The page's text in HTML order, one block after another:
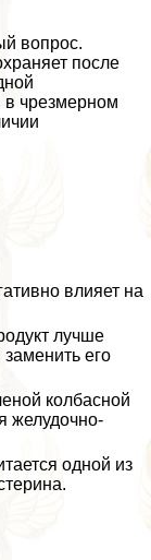
вопрос.
после
в чрезмерном
влияет на
лучше
его
колбасной
желудочно-
одной из